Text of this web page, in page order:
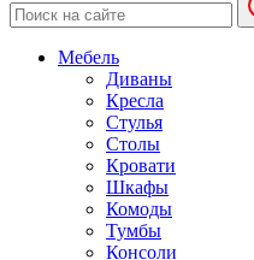
Мебель
Диваны
Кресла
Стулья
Столы
Кровати
Шкафы
Комоды
Тумбы
Консоли